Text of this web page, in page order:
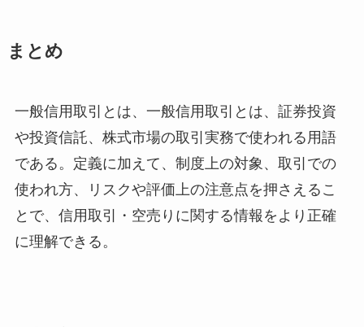
まとめ
一般信用取引とは、一般信用取引とは、証券投資
や投資信託、株式市場の取引実務で使われる用語
である。定義に加えて、制度上の対象、取引での
使われ方、リスクや評価上の注意点を押さえるこ
とで、信用取引・空売りに関する情報をより正確
に理解できる。